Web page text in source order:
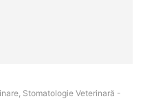
Stomatologie Veterinară -